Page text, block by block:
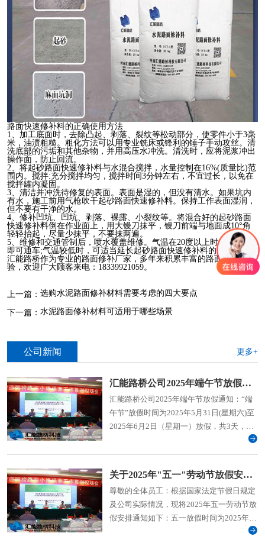
路面快速修补料的正确使用方法
1、加工底面时，去除凸起、剥落、裂纹等松动部分，使零件小于3毫
米，油渍粗糙。粗化方法可以用专业铣床或锋利的锤子手动攻丝。清
洗底部的污垢和其他杂物，并用高压水冲洗。清洗时，应将泥浆冲出
操作面，防止回流。
2、将起砂路面快速修补料与水混合搅拌，水量控制在16%(质量比)范
围内。搅拌:充分搅拌均匀，搅拌时间3分钟左右，不宜过长，以免在
搅拌罐内凝固。
3、清洁并冲洗待修复的表面。表面是湿的，但没有清水。如果坑内
有水，施工前用气枪吹干起砂路面快速修补料。保持工作表面湿润，
但不要有干净的水。
4、修补凹坑、凹坑、剥落、裸露、小裂纹等。将混合好的起砂路面
快速修补料倒在作业面上，用大镘刀抹平，镘刀前端与地面成10°角
轻轻抬起，尽量少抹平，不要抹两遍。
5、维修和交通管制后，喷水覆盖维修。气温在20度以上时，1-2小时
即可通车;气温较低时，可适当延长起砂路面快速修补料的开放时间。
汇能路桥作为专业的路面修补厂家，多年来积累丰富的路面修补经
验，欢迎广大顾客来电：18339921059。
上一篇： 选购水泥路面修补材料需要考虑的四大要点
下一篇： 水泥路面修补材料可适用于哪些场景
公司新闻 更多+
汇能路桥公司2025年端午节放假通知
汇能路桥公司2025年端午节放假通知：“端
午节”放假时间为2025年5月31日(星期六)至
2025年6月2日（星期一）放假，共3天，
关于2025年"五一"劳动节放假安排的通知
尊敬的全体员工：根据国家法定节假日规定
及公司实际情况，现将2025年五一劳动节放
假安排通知如下：五一放假时间为2025年5
月1日(星期四)至5日（星期一）放假共5天，